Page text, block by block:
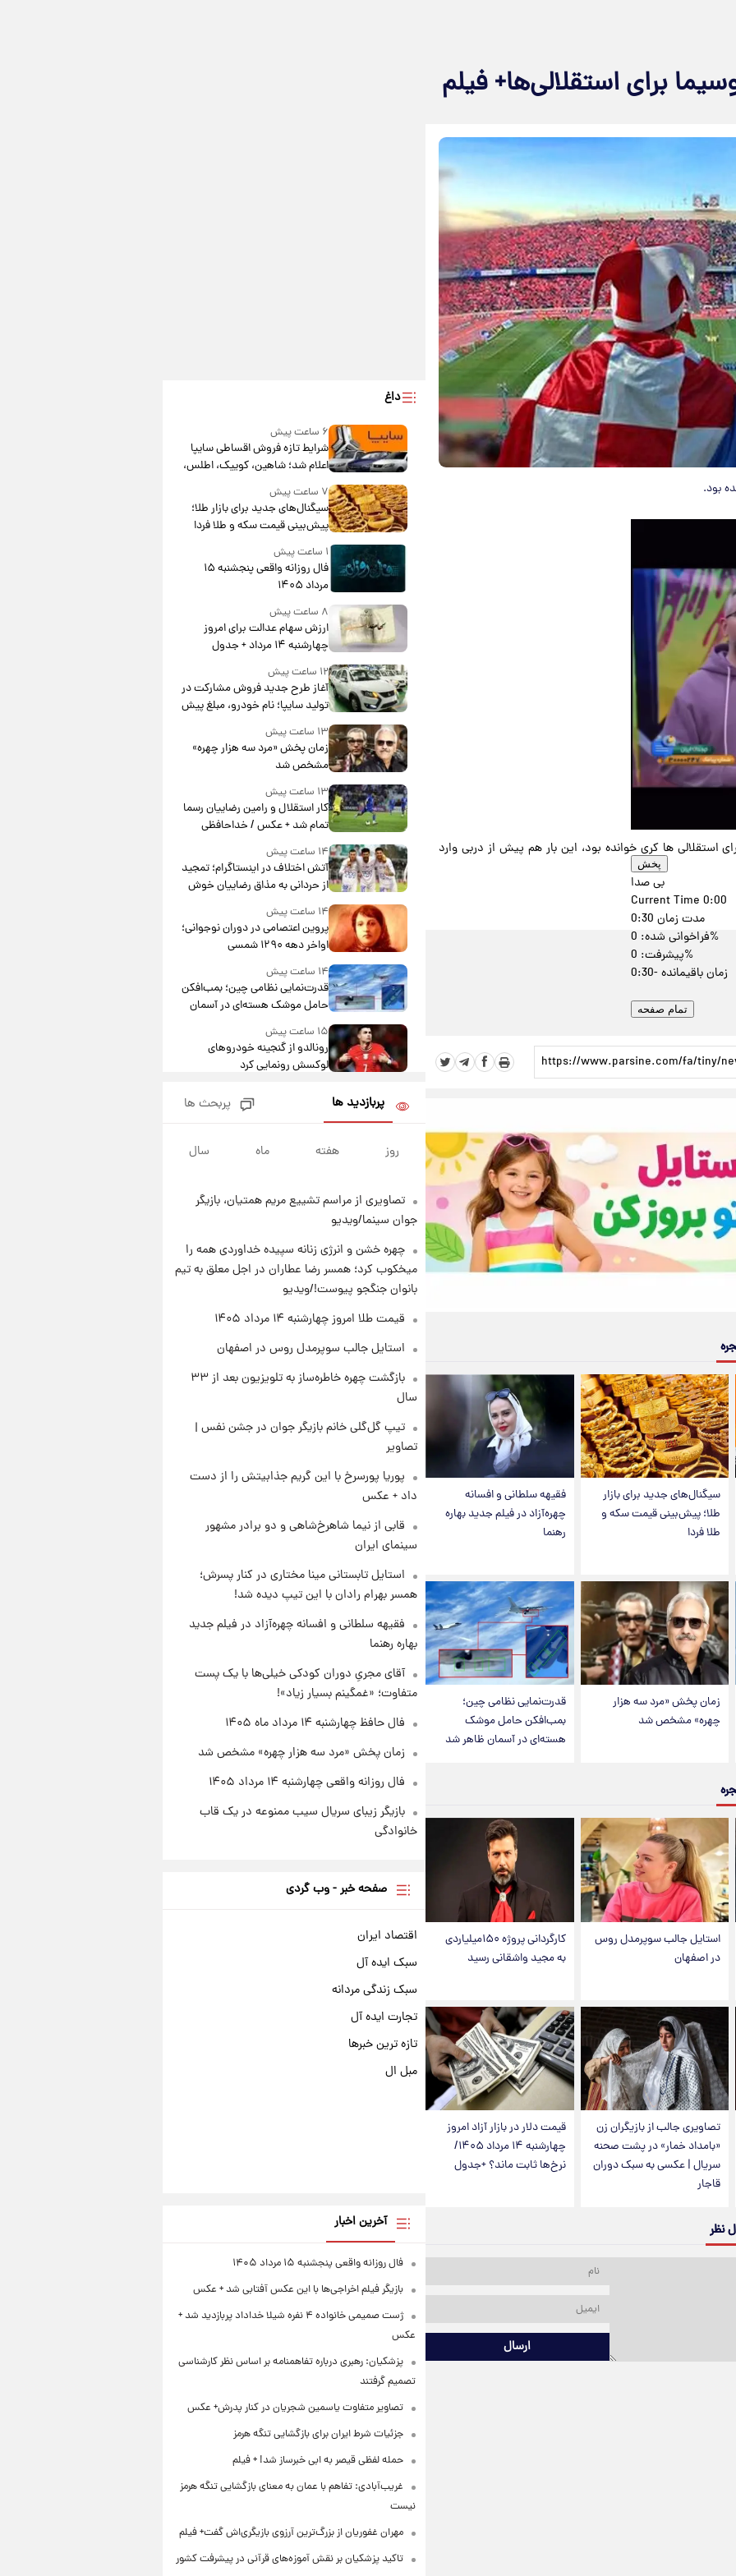
برای استقلالی‌ها+ فیلم
بود.
پخش
بی صدا
Current Time 0:00
مدت زمان
فراخوانی شده: 0%
پیشرفت: 0%
زمان باقیمانده-0:30
تمام صفحه
استقلالی ها کری خوانده بود، این بار هم پیش از دربی وارد
سیگنال‌های جدید برای بازار
طلا؛ پیش‌بینی قیمت سکه و
طلا فردا
فقیهه سلطانی و افسانه
چهره‌آزاد در فیلم جدید بهاره
رهنما
زمان پخش «مرد سه هزار
چهره» مشخص شد
قدرت‌نمایی نظامی چین؛
بمب‌افکن حامل موشک
هسته‌ای در آسمان ظاهر شد
استایل جالب سوپرمدل روس
در اصفهان
کارگردانی پروژه ۱۵۰میلیاردی
به مجید واشقانی رسید
تصاویری جالب از بازیگران زن
«بامداد خمار» در پشت صحنه
سریال | عکسی به سبک دوران
قاجار
قیمت دلار در بازار آزاد امروز
چهارشنبه ۱۴ مرداد ۱۴۰۵/
نرخ‌ها ثابت ماند؟ +جدول
نظر
ارسال
داغ
۶ ساعت پیش
شرایط تازه فروش اقساطی سایپا
اعلام شد؛ شاهین، کوییک، اطلس،
سهند و ساینا با اقساط بلندمدت +
جدول۷ ساعت پیش
سیگنال‌های جدید برای بازار طلا؛
پیش‌بینی قیمت سکه و طلا فردا
۱ ساعت پیش
فال روزانه واقعی پنجشنبه ۱۵
مرداد ۱۴۰۵
۸ ساعت پیش
ارزش سهام عدالت برای امروز
چهارشنبه ۱۴ مرداد + جدول
۱۲ ساعت پیش
آغاز طرح جدید فروش مشارکت در
تولید سایپا؛ نام خودرو، مبلغ پیش
پرداخت و زمان تحویل | سود
مشارکت چند درصد است؟
۱۳ ساعت پیش
زمان پخش «مرد سه هزار چهره»
مشخص شد
۱۳ ساعت پیش
کار استقلال و رامین رضاییان رسما
تمام شد + عکس / خداحافظی
صمیمانه آبی ها با رامین!
۱۴ ساعت پیش
آتش اختلاف در اینستاگرام؛ تمجید
از حردانی به مذاق رضاییان خوش
نیامد+عکس
۱۴ ساعت پیش
پروین اعتصامی در دوران نوجوانی؛
اواخر دهه ۱۲۹۰ شمسی
۱۴ ساعت پیش
قدرت‌نمایی نظامی چین؛ بمب‌افکن
حامل موشک هسته‌ای در آسمان
ظاهر شد
۱۵ ساعت پیش
رونالدو از گنجینه خودروهای
لوکسش رونمایی کرد
قیمت دلار در بازار آزاد امروز
ثابت ماند؟ +جدول
۱۶ ساعت پیش
بزرگ‌تری برای ایران است
۱۷ ساعت پیش
آمریکا به مدرسه میناب؛ «باید
سیلی محکمی به صورت ترامپ زد»
۱۷ ساعت پیش
قیمت طلا و سکه امروز چهارشنبه
و سکه
پربازدید ها پربحث ها
روز هفته ماه سال
تصاویری از مراسم تشییع مریم همتیان، بازیگر
جوان سینما/ویدیو
چهره خشن و انرژی زنانه سپیده خداوردی همه را
میخکوب کرد؛ همسر رضا عطاران در اجل معلق به تیم
بانوان جنگجو پیوست!/ویدیو
قیمت طلا امروز چهارشنبه ۱۴ مرداد ۱۴۰۵
استایل جالب سوپرمدل روس در اصفهان
بازگشت چهره خاطره‌ساز به تلویزیون بعد از ۳۳
سال
تیپ گل‌گلی خانم بازیگر جوان در جشن نفس |
تصاویر
پوریا پورسرخ با این گریم جذابیتش را از دست
داد + عکس
قابی از نیما شاهرخ‌شاهی و دو برادر مشهور
سینمای ایران
استایل تابستانی مینا مختاری در کنار پسرش؛
همسر بهرام رادان با این تیپ دیده شد!
فقیهه سلطانی و افسانه چهره‌آزاد در فیلم جدید
بهاره رهنما
آقای مجریِ دوران کودکی خیلی‌ها با یک پست
متفاوت؛ «غمگینم بسیار زیاد»!
فال حافظ چهارشنبه ۱۴ مرداد ماه ۱۴۰۵
زمان پخش «مرد سه هزار چهره» مشخص شد
فال روزانه واقعی چهارشنبه ۱۴ مرداد ۱۴۰۵
بازیگر زیبای سریال سیب ممنوعه در یک قاب
خانوادگی
صفحه خبر - وب گردی
اقتصاد ایران
سبک ایده آل
سبک زندگی مردانه
تجارت ایده آل
تازه ترین خبرها
مبل ال
آخرین اخبار
فال روزانه واقعی پنجشنبه ۱۵ مرداد ۱۴۰۵
بازیگر فیلم اخراجی‌ها با این عکس آفتابی شد + عکس
ژست صمیمی خانواده ۴ نفره شیلا خداداد پربازدید شد +
عکس
پزشکیان: رهبری درباره تفاهمنامه بر اساس نظر کارشناسی
تصمیم گرفتند
تصاویر متفاوت یاسمین شجریان در کنار پدرش+ عکس
جزئیات شرط ایران برای بازگشایی تنگه هرمز
حمله لفظی قیصر به ابی خبرساز شد! + فیلم
غریب‌آبادی: تفاهم با عمان به معنای بازگشایی تنگه هرمز
نیست
مهران غفوریان از بزرگ‌ترین آرزوی بازیگری‌اش گفت+ فیلم
تاکید پزشکیان بر نقش آموزه‌های قرآنی در پیشرفت کشور